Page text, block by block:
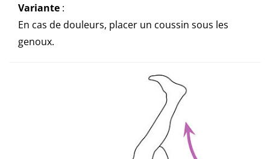
Variante :
En cas de douleurs, placer un coussin sous les
genoux.